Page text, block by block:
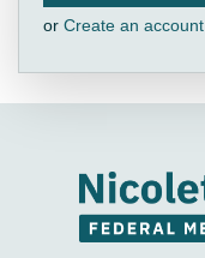
or Create an account